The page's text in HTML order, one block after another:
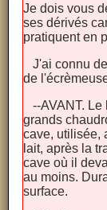
Je dois vous
ses dérivés
pratiquent en
J'ai connu
de
--AVANT. Le
grands
cave, utilisée,
lait, après la
cave où il
au moins.
surface.